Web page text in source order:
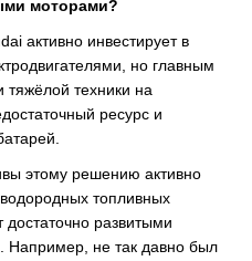
моторами?
активно инвестирует в
но главным
тяжёлой техники на
ресурс и
этому решению активно
топливных
развитыми
Например, не так давно был